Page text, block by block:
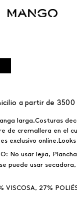
a partir de 3500
larga,Costuras
de cremallera en el
exclusivo
No usar lejia,
puede usar
VISCOSA, 27%